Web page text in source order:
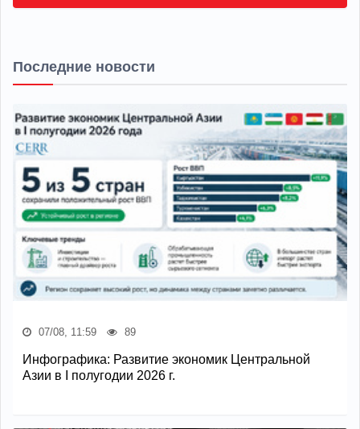
Последние новости
07/08, 11:59 89
Инфографика: Развитие экономик Центральной
Азии в I полугодии 2026 г.